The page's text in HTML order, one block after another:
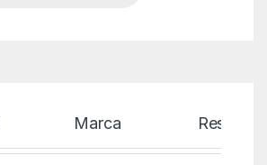
Marca Reseñas